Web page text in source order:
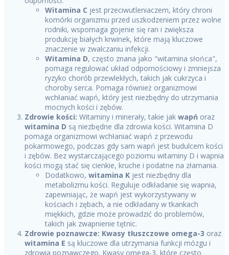
Witamina C jest przeciwutleniaczem, który chroni
komórki organizmu przed uszkodzeniem przez wolne
rodniki, wspomaga gojenie się ran i zwiększa
produkcję białych krwinek, które mają kluczowe
znaczenie w zwalczaniu infekcji.
Witamina D, często znana jako "witamina słońca",
pomaga regulować układ odpornościowy i zmniejsza
ryzyko chorób przewlekłych, takich jak cukrzyca i
choroby serca. Pomaga również organizmowi
wchłaniać wapń, który jest niezbędny do utrzymania
mocnych kości i zębów.
Zdrowie kości: Witaminy i minerały, takie jak wapń oraz
witamina D są niezbędne dla zdrowia kości. Witamina D
pomaga organizmowi wchłaniać wapń z przewodu
pokarmowego, podczas gdy sam wapń jest budulcem kości
i zębów. Bez wystarczającego poziomu witaminy D i wapnia
kości mogą stać się cienkie, kruche i podatne na złamania.
Dodatkowo, witamina K jest niezbędny dla
metabolizmu kości. Reguluje odkładanie się wapnia,
zapewniając, że wapń jest wykorzystywany w
kościach i zębach, a nie odkładany w tkankach
miękkich, gdzie może prowadzić do problemów,
takich jak zwapnienie tętnic.
Zdrowie poznawcze: Kwasy tłuszczowe omega-3 oraz
witamina E są kluczowe dla utrzymania funkcji mózgu i
zdrowia poznawczego. Kwasy omega-3, które często